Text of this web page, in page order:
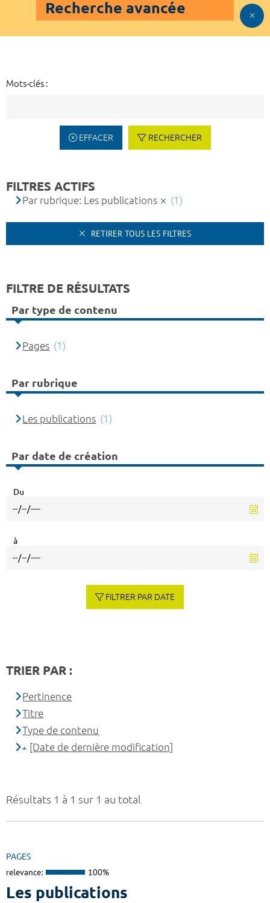
Recherche avancée
Mots-clés :
EFFACER RECHERCHER
Résultats 1 à 1 sur 1 au total
PAGES
relevance: 100%
Les publications
FILTRES ACTIFS
Par rubrique: Les publications (1)
RETIRER TOUS LES FILTRES
FILTRE DE RÉSULTATS
Par type de contenu
Pages (1)
Par rubrique
Les publications (1)
Par date de création
Du
à
FILTRER PAR DATE
TRIER PAR :
Pertinence
Titre
Type de contenu
[Date de dernière modification]